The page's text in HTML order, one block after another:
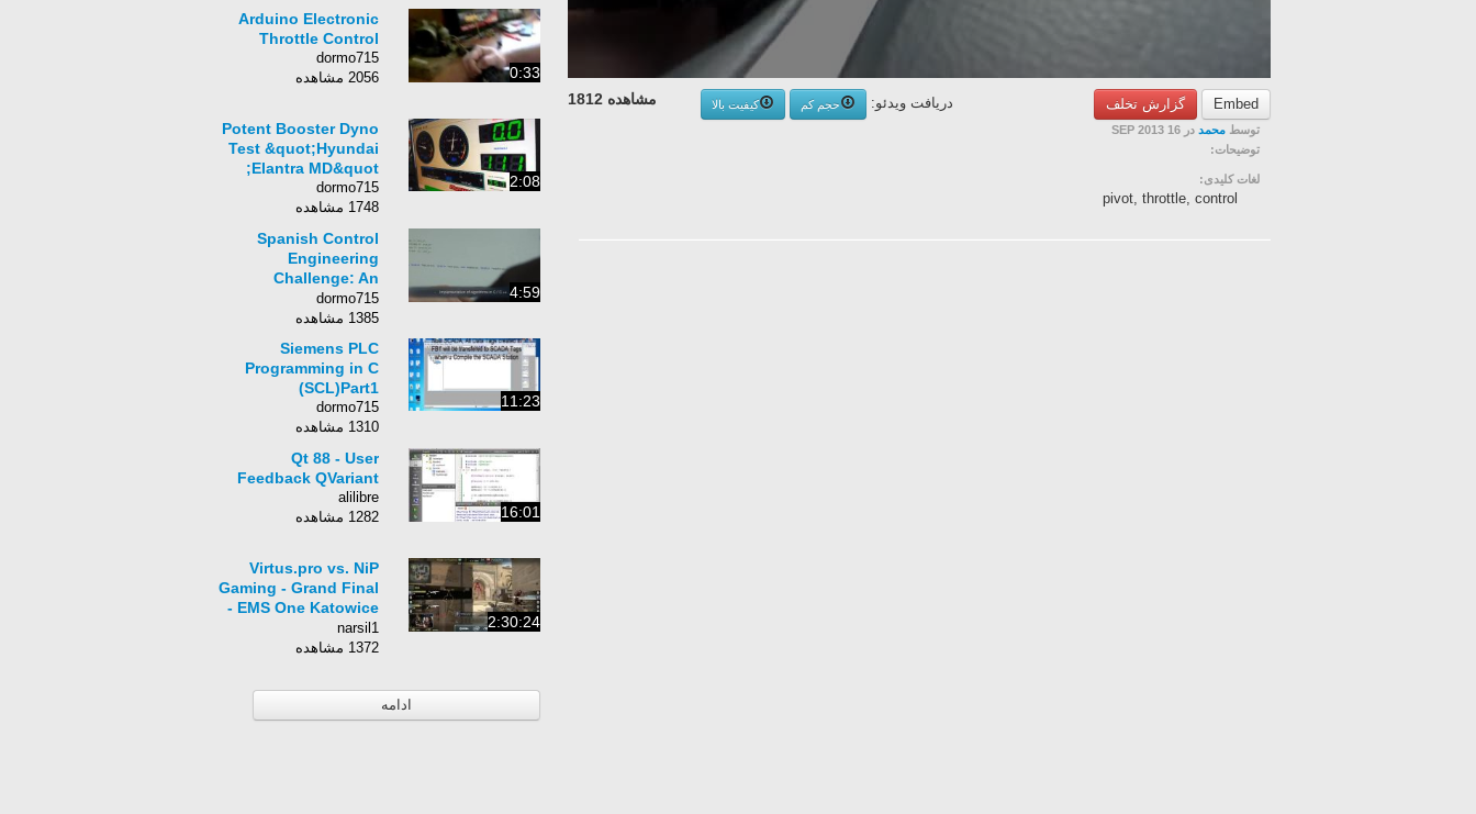
Embed گزارش تخلف مشاهده 1812 دریافت ویدئو: حجم کم
کیفیت بالا
توسط محمد در 16 SEP 2013
توضیحات:
لغات کلیدی:
pivot, throttle, control
0:33
Arduino Electronic
Throttle Control
dormo715
2056 مشاهده
2:08
Potent Booster Dyno
Test &quot;Hyundai
Elantra MD&quot;
dormo715
1748 مشاهده
4:59
Spanish Control
Engineering
Challenge: An
Educational
Experience
dormo715
1385 مشاهده
11:23
Siemens PLC
Programming in C
(SCL)Part1
dormo715
1310 مشاهده
16:01
Qt 88 - User
Feedback QVariant
alilibre
1282 مشاهده
2:30:24
Virtus.pro vs. NiP
Gaming - Grand Final
- EMS One Katowice
2014 - CS:GO
narsil1
1372 مشاهده
ادامه